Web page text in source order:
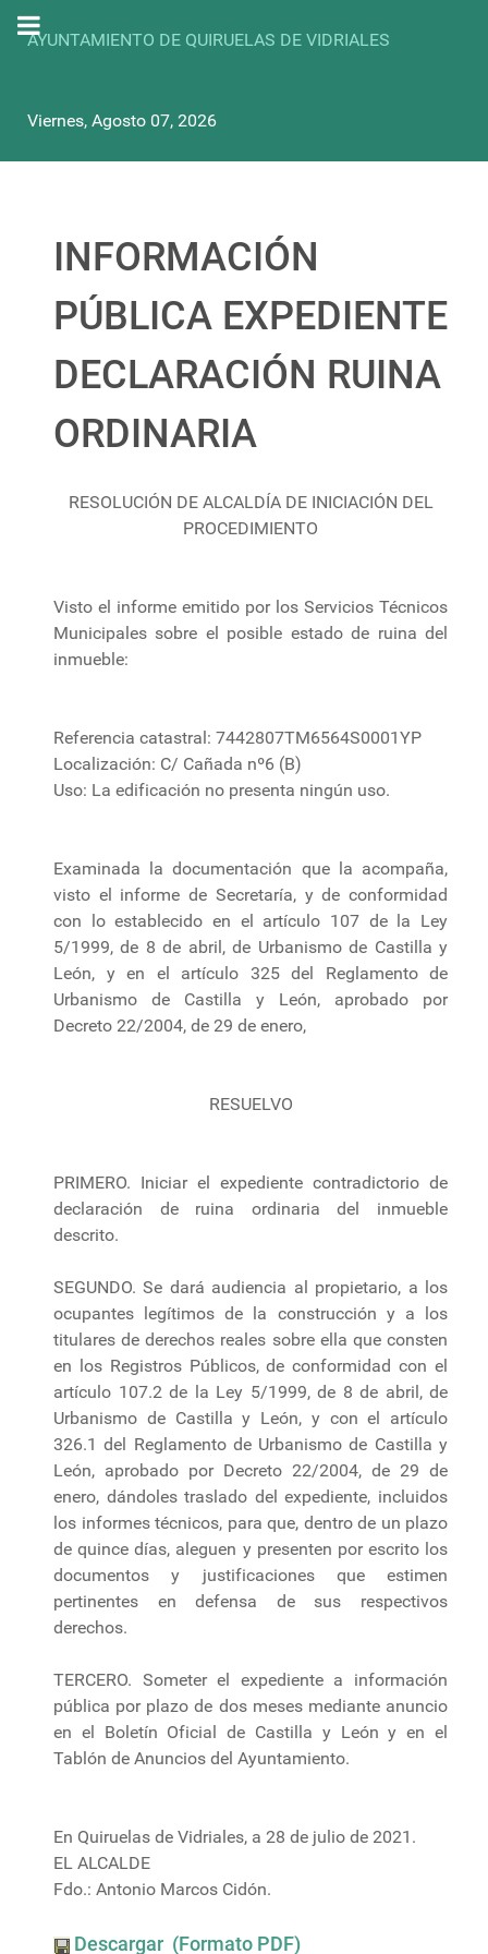
AYUNTAMIENTO DE QUIRUELAS DE VIDRIALES
Viernes, Agosto 07, 2026
INFORMACIÓN
PÚBLICA EXPEDIENTE
DECLARACIÓN RUINA
ORDINARIA
RESOLUCIÓN DE ALCALDÍA DE INICIACIÓN DEL
PROCEDIMIENTO
Visto el informe emitido por los Servicios Técnicos
Municipales sobre el posible estado de ruina del
inmueble:
Referencia catastral: 7442807TM6564S0001YP
Localización: C/ Cañada nº6 (B)
Uso: La edificación no presenta ningún uso.
Examinada la documentación que la acompaña,
visto el informe de Secretaría, y de conformidad
con lo establecido en el artículo 107 de la Ley
5/1999, de 8 de abril, de Urbanismo de Castilla y
León, y en el artículo 325 del Reglamento de
Urbanismo de Castilla y León, aprobado por
Decreto 22/2004, de 29 de enero,
RESUELVO
PRIMERO. Iniciar el expediente contradictorio de
declaración de ruina ordinaria del inmueble
descrito.
SEGUNDO. Se dará audiencia al propietario, a los
ocupantes legítimos de la construcción y a los
titulares de derechos reales sobre ella que consten
en los Registros Públicos, de conformidad con el
artículo 107.2 de la Ley 5/1999, de 8 de abril, de
Urbanismo de Castilla y León, y con el artículo
326.1 del Reglamento de Urbanismo de Castilla y
León, aprobado por Decreto 22/2004, de 29 de
enero, dándoles traslado del expediente, incluidos
los informes técnicos, para que, dentro de un plazo
de quince días, aleguen y presenten por escrito los
documentos y justificaciones que estimen
pertinentes en defensa de sus respectivos
derechos.
TERCERO. Someter el expediente a información
pública por plazo de dos meses mediante anuncio
en el Boletín Oficial de Castilla y León y en el
Tablón de Anuncios del Ayuntamiento.
En Quiruelas de Vidriales, a 28 de julio de 2021.
EL ALCALDE
Fdo.: Antonio Marcos Cidón.
Descargar (Formato PDF)